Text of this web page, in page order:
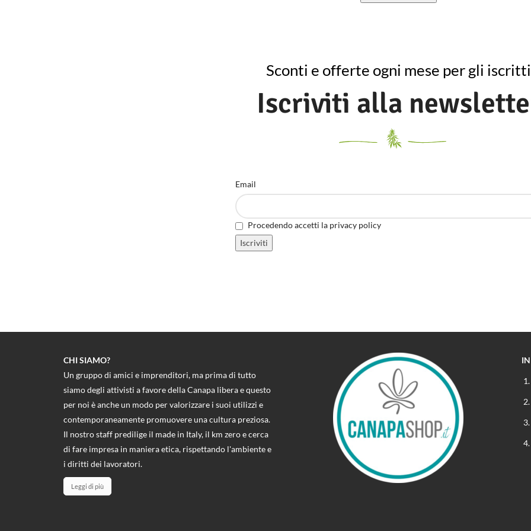
Sconti e offerte ogni mese per gli iscritti
Iscriviti alla
Email
Procedendo accetti la privacy policy
CHI SIAMO?
Un gruppo di amici e imprenditori, ma prima di tutto
siamo degli attivisti a favore della Canapa libera e questo
per noi è anche un modo per valorizzare i suoi utilizzi e
contemporaneamente promuovere una cultura preziosa.
Il nostro staff predilige il made in Italy, il km zero e cerca
di fare impresa in maniera etica, rispettando l'ambiente e
i diritti dei lavoratori.
Leggi di più